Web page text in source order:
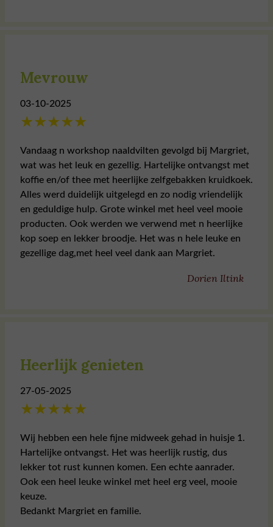
Mevrouw
03-10-2025
★★★★★
Vandaag n workshop naaldvilten gevolgd bij Margriet,
wat was het leuk en gezellig. Hartelijke ontvangst met
koffie en/of thee met heerlijke zelfgebakken kruidkoek.
Alles werd duidelijk uitgelegd en zo nodig vriendelijk
en geduldige hulp. Grote winkel met heel veel mooie
producten. Ook werden we verwend met n heerlijke
kop soep en lekker broodje. Het was n hele leuke en
gezellige dag,met heel veel dank aan Margriet.
Dorien Iltink
Heerlijk genieten
27-05-2025
★★★★★
Wij hebben een hele fijne midweek gehad in huisje 1.
Hartelijke ontvangst. Het was heerlijk rustig, dus
lekker tot rust kunnen komen. Een echte aanrader.
Ook een heel leuke winkel met heel erg veel, mooie
keuze.
Bedankt Margriet en familie.